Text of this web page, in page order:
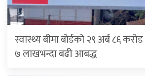
स्वास्थ्य बीमा बोर्डको २९ अर्ब ८६
७ लाखभन्दा बढी आबद्ध